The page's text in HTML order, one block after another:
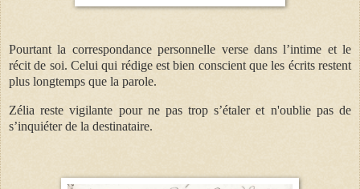
Pourtant la correspondance personnelle verse dans l’intime et le
récit de soi. Celui qui rédige est bien conscient que les écrits restent
plus longtemps que la parole.
Zélia reste vigilante pour ne pas trop s’étaler et n'oublie pas de
s’inquiéter de la destinataire.